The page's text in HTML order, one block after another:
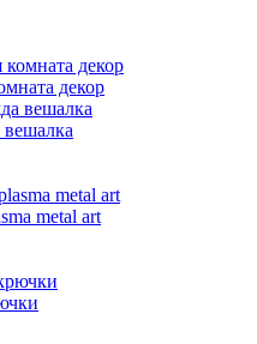
декор
metal art